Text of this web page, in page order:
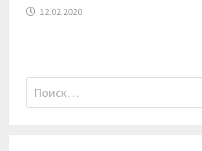
12.02.2020
Найти: